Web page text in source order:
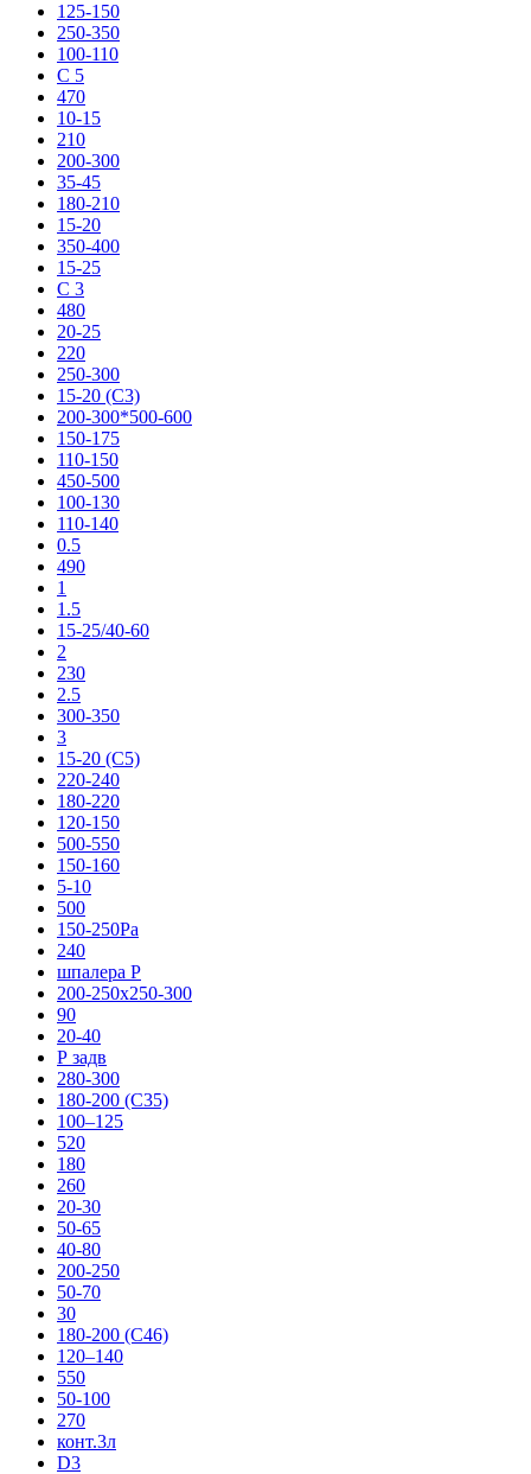
125-150
250-350
100-110
C 5
470
10-15
210
200-300
35-45
180-210
15-20
350-400
15-25
C 3
480
20-25
220
250-300
15-20 (С3)
200-300*500-600
150-175
110-150
450-500
100-130
110-140
0.5
490
1
1.5
15-25/40-60
2
230
2.5
300-350
3
15-20 (С5)
220-240
180-220
120-150
500-550
150-160
5-10
500
150-250Ра
240
шпалера Р
200-250х250-300
90
20-40
Р задв
280-300
180-200 (С35)
100–125
520
180
260
20-30
50-65
40-80
200-250
50-70
30
180-200 (С46)
120–140
550
50-100
270
конт.3л
D3